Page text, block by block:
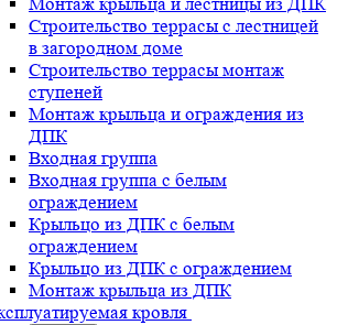
Строительство террасы с лестницей
в загородном доме
Строительство террасы монтаж
ступеней
Монтаж крыльца и ограждения из
ДПК
Входная группа
Входная группа с белым
ограждением
Крыльцо из ДПК с белым
ограждением
Крыльцо из ДПК с ограждением
Монтаж крыльца из ДПК
кровля